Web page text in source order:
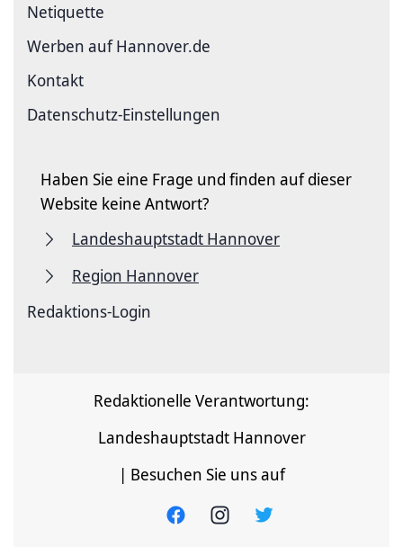
Netiquette
Werben auf Hannover.de
Kontakt
Datenschutz-Einstellungen
Haben Sie eine Frage und finden auf dieser
Website keine Antwort?
Landeshauptstadt Hannover
Region Hannover
Redaktions-Login
Redaktionelle Verantwortung:
Landeshauptstadt Hannover
| Besuchen Sie uns auf